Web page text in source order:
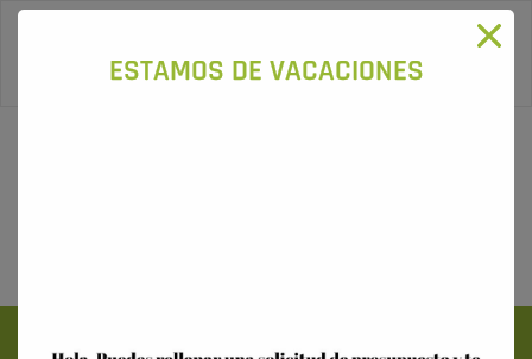
0
Acceso Registro
ESTAMOS DE VACACIONES